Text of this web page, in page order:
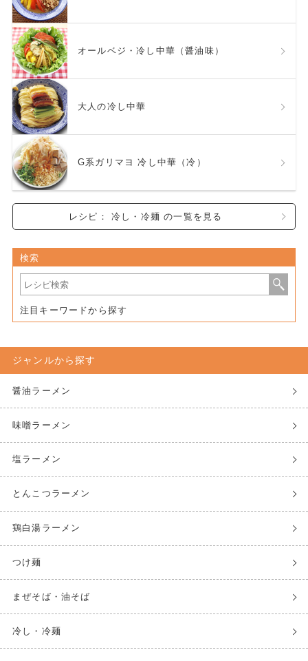
オールベジ・冷し中華（醤油味）
大人の冷し中華
G系ガリマヨ 冷し中華（冷）
レシピ： 冷し・冷麺 の一覧を見る
検索
注目キーワードから探す
ジャンルから探す
醤油ラーメン
味噌ラーメン
塩ラーメン
とんこつラーメン
鶏白湯ラーメン
つけ麺
まぜそば・油そば
冷し・冷麺